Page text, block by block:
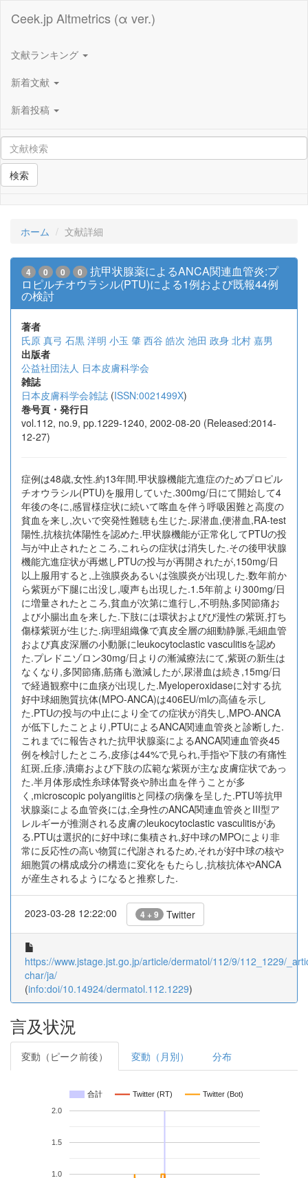
Ceek.jp Altmetrics (α ver.)
文献ランキング
新着文献
新着投稿
検索
ホーム 文献詳細
4 0 0 0
抗甲状腺薬によるANCA関連血管炎:プ
ロピルチオウラシル(PTU)による1例および既報44例
の検討
著者
氏原 真弓 石黒 洋明 小玉 肇 西谷 皓次 池田 政身 北村 嘉男
出版者
公益社団法人 日本皮膚科学会
雑誌
日本皮膚科学会雑誌 (ISSN:0021499X)
巻号頁・発行日
vol.112, no.9, pp.1229-1240, 2002-08-20 (Released:2014-
12-27)
症例は48歳,女性.約13年間.甲状腺機能亢進症のためプロピル
チオウラシル(PTU)を服用していた.300mg/日にて開始して4
年後の冬に,感冒様症状に続いて喀血を伴う呼吸困難と高度の
貧血を来し,次いで突発性難聴も生じた.尿潜血,便潜血,RA-test
陽性,抗核抗体陽性を認めた.甲状腺機能が正常化してPTUの投
与が中止されたところ,これらの症状は消失した.その後甲状腺
機能亢進症状が再燃しPTUの投与が再開されたが,150mg/日
以上服用すると,上強膜炎あるいは強膜炎が出現した.数年前か
ら紫斑が下腿に出没し,嗄声も出現した.1.5年前より300mg/日
に増量されたところ,貧血が次第に進行し,不明熱,多関節痛お
よび小腸出血を来した.下肢には環状およびび漫性の紫斑,打ち
傷様紫斑が生じた.病理組織像で真皮全層の細動静脈,毛細血管
および真皮深層の小動脈にleukocytoclastic vasculitisを認め
た.プレドニゾロン30mg/日よりの漸減療法にて,紫斑の新生は
なくなり,多関節痛,筋痛も激減したが,尿潜血は続き,15mg/日
で経過観察中に血痰が出現した.Myeloperoxidaseに対する抗
好中球細胞質抗体(MPO-ANCA)は406EU/mlの高値を示し
た.PTUの投与の中止により全ての症状が消失し,MPO-ANCA
が低下したことより,PTUによるANCA関連血管炎と診断した.
これまでに報告された抗甲状腺薬によるANCA関連血管炎45
例を検討したところ,皮疹は44%で見られ,手指や下肢の有痛性
紅斑,丘疹,潰瘍および下肢の広範な紫斑が主な皮膚症状であっ
た.半月体形成性糸球体腎炎や肺出血を伴うことが多
く,microscopic polyangiitisと同様の病像を呈した.PTU等抗甲
状腺薬による血管炎には,全身性のANCA関連血管炎とIII型ア
レルギーが推測される皮膚のleukocytoclastic vasculitisがあ
る.PTUは選択的に好中球に集積され,好中球のMPOにより非
常に反応性の高い物質に代謝されるため,それが好中球の核や
細胞質の構成成分の構造に変化をもたらし,抗核抗体やANCA
が産生されるようになると推察した.
2023-03-28 12:22:00 4 + 9 Twitter
https://www.jstage.jst.go.jp/article/dermatol/112/9/112_1229/
char/ja/
(info:doi/10.14924/dermatol.112.1229)
言及状況
変動（ピーク前後） 変動（月別） 分布
合計 Twitter (RT) Twitter (Bot)
1.0
1.5
2.0